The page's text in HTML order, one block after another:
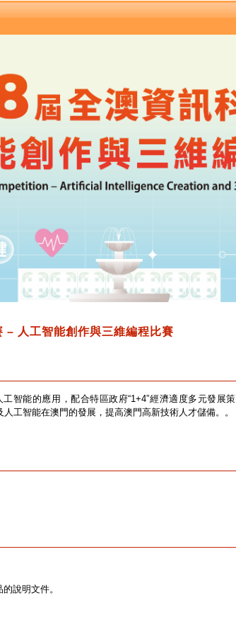
– 人工智能創作與三維編程比賽
智能的應用，配合特區政府“1+4”經濟適度多元發展策
工智能在澳門的發展，提高澳門高新技術人才儲備。。
說明文件。